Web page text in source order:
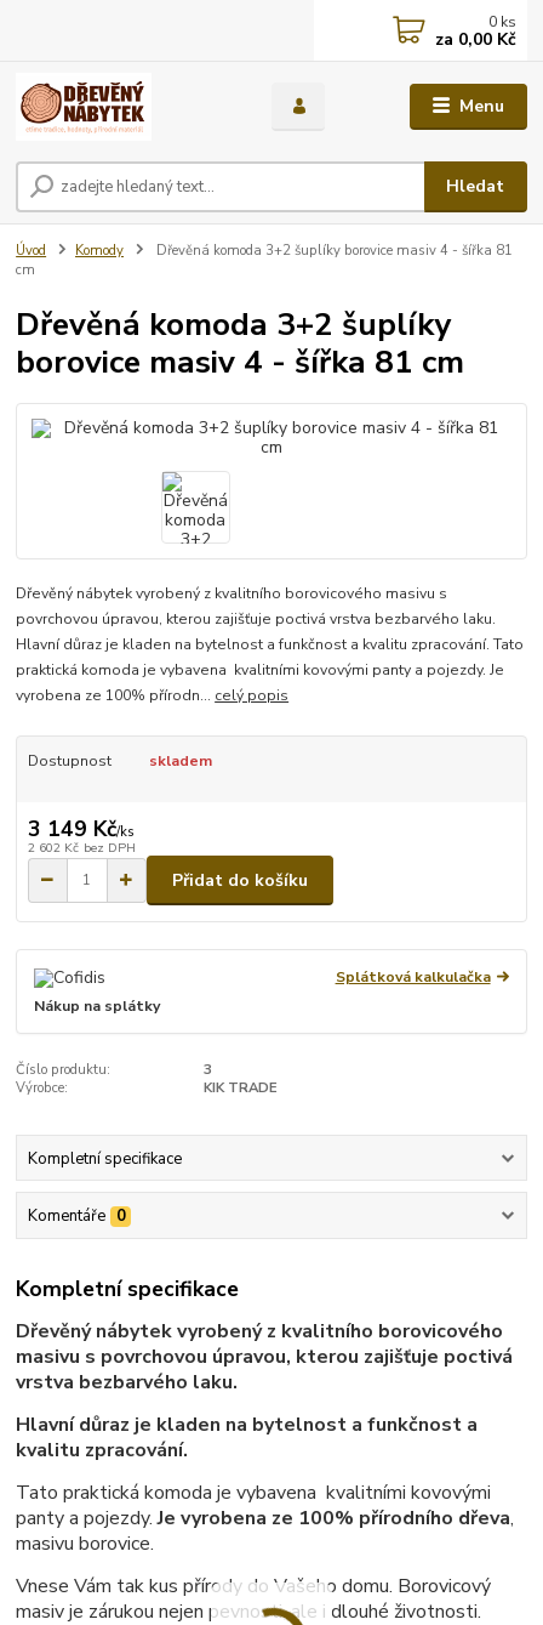
Menu
Hledat
0 ks
za 0,00 Kč
Úvod Komody
Dřevěná komoda 3+2 šuplíky borovice masiv 4 - šířka 81
cm
Dřevěná komoda 3+2 šuplíky
borovice masiv 4 - šířka 81 cm
Dřevěný nábytek vyrobený z kvalitního borovicového masivu s
povrchovou úpravou, kterou zajišťuje poctivá vrstva bezbarvého laku.
Hlavní důraz je kladen na bytelnost a funkčnost a kvalitu zpracování. Tato
praktická komoda je vybavena kvalitními kovovými panty a pojezdy. Je
vyrobena ze 100% přírodn... celý popis
Dostupnost skladem
3 149 Kč/ks
2 602 Kč bez DPH
Přidat do košíku
Splátková kalkulačka
Nákup na splátky
Číslo produktu:
3
Výrobce:
KIK TRADE
Kompletní specifikace
Komentáře 0
Kompletní specifikace
Dřevěný nábytek vyrobený z kvalitního borovicového
masivu s povrchovou úpravou, kterou zajišťuje poctivá
vrstva bezbarvého laku.
Hlavní důraz je kladen na bytelnost a funkčnost a
kvalitu zpracování.
Tato praktická komoda je vybavena kvalitními kovovými
panty a pojezdy.Je vyrobena ze 100% přírodního dřeva,
masivu borovice.
Vnese Vám tak kus přírody do Vašeho domu. Borovicový
masiv je zárukou nejen pevnosti, ale i dlouhé životnosti.